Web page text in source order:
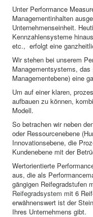
Unter Performance
Managementinhalten
Unternehmenseinheit.
Kennzahlensysteme
etc., erfolgt eine
Wir stehen bei unserem
Managementsystems,
Managementebene) eine
Um auf einer klaren,
aufbauen zu können,
Modell.
So betrachen wir neben
oder Ressourcenebene
Innovationsebene, die
Kundenebene mit der
Wertorientierte
aus, die als
gängigen Reifegradstufen
Reifegradsystem mit 6
erwähnenswert ist der
Ihres Unternehmens gibt.